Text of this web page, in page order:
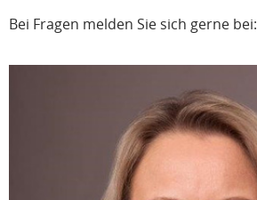
Bei Fragen melden Sie sich gerne bei: